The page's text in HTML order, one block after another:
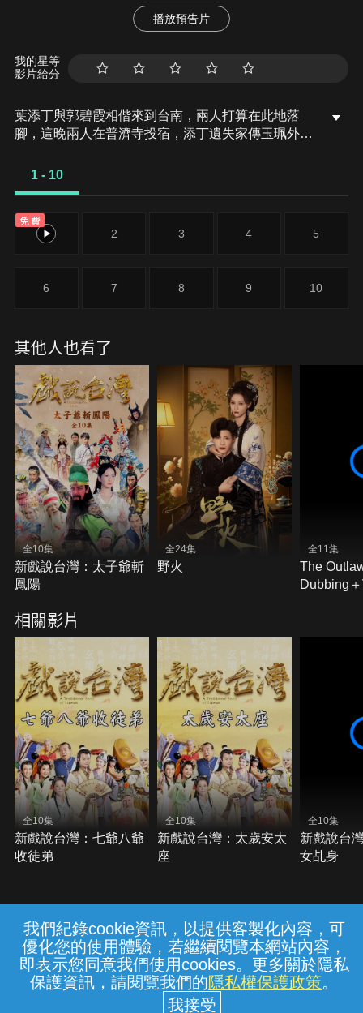
我們紀錄cookie資訊，以提供客製化內容，可
優化您的使用體驗，若繼續閱覽本網站內容，
即表示您同意我們使用cookies。更多關於隱私
保護資訊，請閱覽我們的隱私權保護政策。
播放預告片
我的星等
影片給分
葉添丁與郭碧霞相偕來到台南，兩人打算在此地落
腳，這晚兩人在普濟寺投宿，添丁遺失家傳玉珮外出
川撞見命案現場，卻被碧霞誤認成殺人兇手，東川百
劫。兩名盜賊林生與王萬利分贓時上演黑吃黑戲碼，
林生把萬利推落山谷，自己帶著白鳳金盆洗手轉成生
林生家。
1 - 10
免費
1 2 3 4 5
6 7 8 9 10
其他人也看了
全10集
新戲說台灣：太子爺斬
鳳陽
全24集
野火
全11集
The
Dubbing
相關影片
全10集
新戲說台灣：七爺八爺
收徒弟
全10集
新戲說台灣：太歲安太
座
全10集
新戲說台
女乩身
常見問題 線上客服 服務條款 隱私權保護
中華電信股份有限公司個人家庭分公司
(統一編號：96979949) © 2026
{{notifyMsg}}